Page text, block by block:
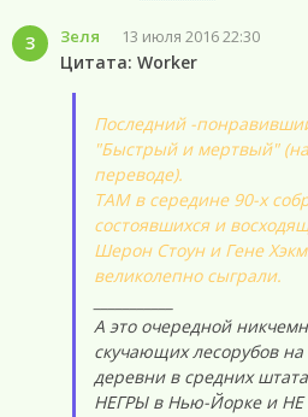
З Зеля 13 июля 2016 22:30
Цитата: Worker
Последний -
"Быстрый и мертвый"
переводе).
ТАМ в середине 90-х
состоявшихся и
Шерон Стоун и Гене
великолепно сыграли.
А это очередной
скучающих лесорубов
деревни в средних
НЕГРЫ в Нью-Йорке и НЕ